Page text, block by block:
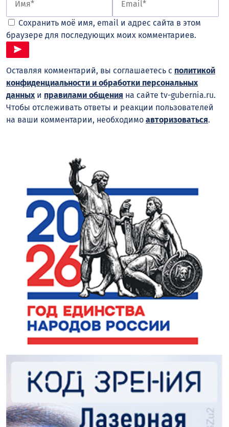
Сохранить моё имя, email и адрес сайта в этом
браузере для последующих моих комментариев.
Оставляя комментарий, вы соглашаетесь с политикой
конфиденциальности и обработки персональных
данных и правилами общения на сайте tv-gubernia.ru.
Чтобы отслеживать ответы и реакции пользователей
на ваши комментарии, необходимо авторизоваться.